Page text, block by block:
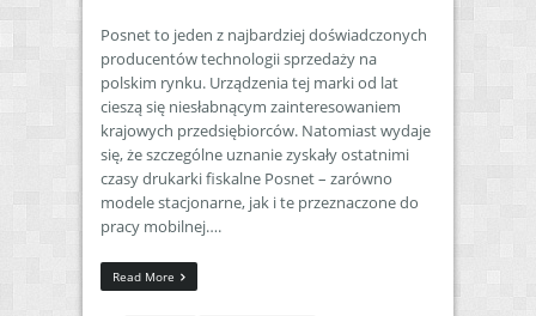
Posnet to jeden z najbardziej doświadczonych
producentów technologii sprzedaży na
polskim rynku. Urządzenia tej marki od lat
cieszą się niesłabnącym zainteresowaniem
krajowych przedsiębiorców. Natomiast wydaje
się, że szczególne uznanie zyskały ostatnimi
czasy drukarki fiskalne Posnet – zarówno
modele stacjonarne, jak i te przeznaczone do
pracy mobilnej….
Read More